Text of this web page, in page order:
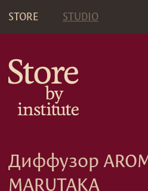
STORE STUDIO
•
Диффузор AROMA FUJI